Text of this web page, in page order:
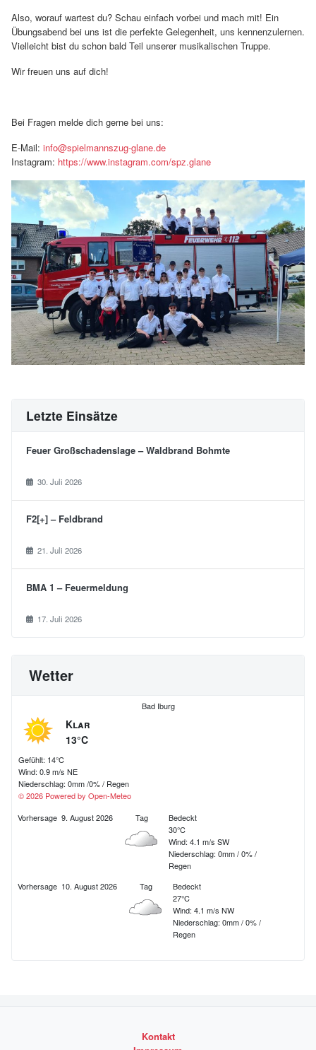
Also, worauf wartest du? Schau einfach vorbei und mach mit! Ein
Übungsabend bei uns ist die perfekte Gelegenheit, uns kennenzulernen.
Vielleicht bist du schon bald Teil unserer musikalischen Truppe.
Wir freuen uns auf dich!
Bei Fragen melde dich gerne bei uns:
E-Mail: info@spielmannszug-glane.de
Instagram: https://www.instagram.com/spz.glane
Letzte Einsätze
Feuer Großschadenslage – Waldbrand Bohmte
30. Juli 2026
F2[+] – Feldbrand
21. Juli 2026
BMA 1 – Feuermeldung
17. Juli 2026
Wetter
Bad Iburg
Klar
13°C
Gefühlt: 14°C
Wind: 0.9 m/s NE
Niederschlag: 0mm/0%/ Regen
© 2026 Powered by Open-Meteo
Vorhersage 9. August 2026 Tag
Bedeckt
30°C
Wind: 4.1 m/s SW
Niederschlag: 0mm/0%/
Regen
Vorhersage 10. August 2026 Tag
Bedeckt
27°C
Wind: 4.1 m/s NW
Niederschlag: 0mm/0%/
Regen
Kontakt